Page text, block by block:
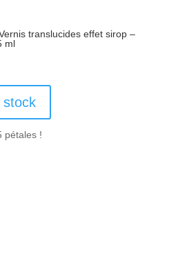
translucides effet sirop –
ml
stock
pétales !